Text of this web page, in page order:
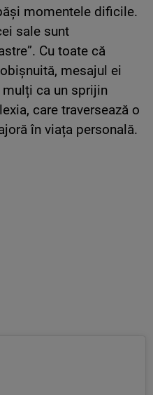
momentele dificile.
sale sunt
Cu toate că
mesajul ei
ca un sprijin
care traversează o
în viața personală.